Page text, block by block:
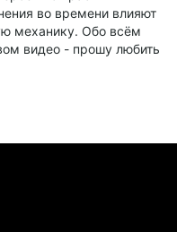
во времени влияют
механику. Обо всём
видео - прошу любить